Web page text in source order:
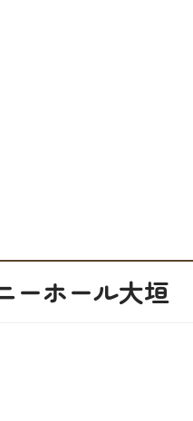
ーホール大垣